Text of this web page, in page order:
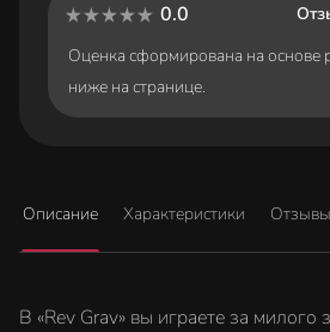
0.0
Оценка сформирована на основе
ниже на странице.
Описание Характеристики Отзывы
В «Rev Grav» вы играете за милого